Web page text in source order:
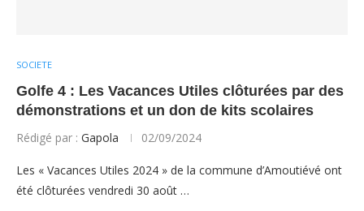
SOCIETE
Golfe 4 : Les Vacances Utiles clôturées par des
démonstrations et un don de kits scolaires
Rédigé par : Gapola 02/09/2024
Les « Vacances Utiles 2024 » de la commune d’Amoutiévé ont
été clôturées vendredi 30 août …